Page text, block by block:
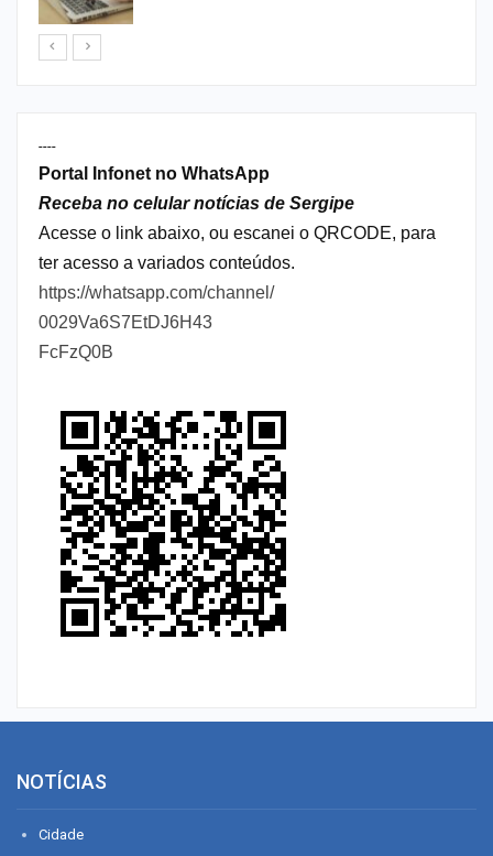
----
Portal Infonet no WhatsApp
Receba no celular notícias de Sergipe
Acesse o link abaixo, ou escanei o QRCODE, para
ter acesso a variados conteúdos.
https://whatsapp.com/channel/
0029Va6S7EtDJ6H43
FcFzQ0B
NOTÍCIAS
Cidade